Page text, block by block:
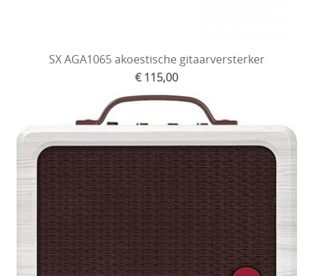
SX AGA1065 akoestische gitaarversterker
€ 115,00